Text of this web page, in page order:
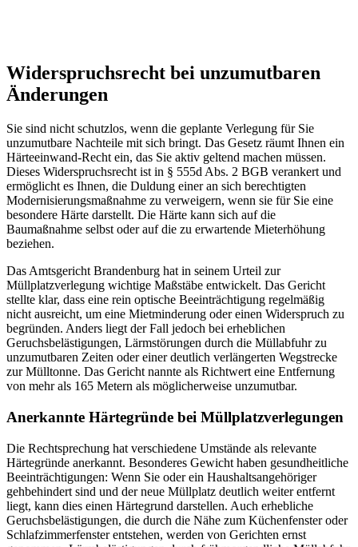
Widerspruchsrecht bei unzumutbaren
Änderungen
Sie sind nicht schutzlos, wenn die geplante Verlegung für Sie
unzumutbare Nachteile mit sich bringt. Das Gesetz räumt Ihnen ein
Härteeinwand-Recht ein, das Sie aktiv geltend machen müssen.
Dieses Widerspruchsrecht ist in § 555d Abs. 2 BGB verankert und
ermöglicht es Ihnen, die Duldung einer an sich berechtigten
Modernisierungsmaßnahme zu verweigern, wenn sie für Sie eine
besondere Härte darstellt. Die Härte kann sich auf die
Baumaßnahme selbst oder auf die zu erwartende Mieterhöhung
beziehen.
Das Amtsgericht Brandenburg hat in seinem Urteil zur
Müllplatzverlegung wichtige Maßstäbe entwickelt. Das Gericht
stellte klar, dass eine rein optische Beeinträchtigung regelmäßig
nicht ausreicht, um eine Mietminderung oder einen Widerspruch zu
begründen. Anders liegt der Fall jedoch bei erheblichen
Geruchsbelästigungen, Lärmstörungen durch die Müllabfuhr zu
unzumutbaren Zeiten oder einer deutlich verlängerten Wegstrecke
zur Mülltonne. Das Gericht nannte als Richtwert eine Entfernung
von mehr als 165 Metern als möglicherweise unzumutbar.
Anerkannte Härtegründe bei Müllplatzverlegungen
Die Rechtsprechung hat verschiedene Umstände als relevante
Härtegründe anerkannt. Besonderes Gewicht haben gesundheitliche
Beeinträchtigungen: Wenn Sie oder ein Haushaltsangehöriger
gehbehindert sind und der neue Müllplatz deutlich weiter entfernt
liegt, kann dies einen Härtegrund darstellen. Auch erhebliche
Geruchsbelästigungen, die durch die Nähe zum Küchenfenster oder
Schlafzimmerfenster entstehen, werden von Gerichten ernst